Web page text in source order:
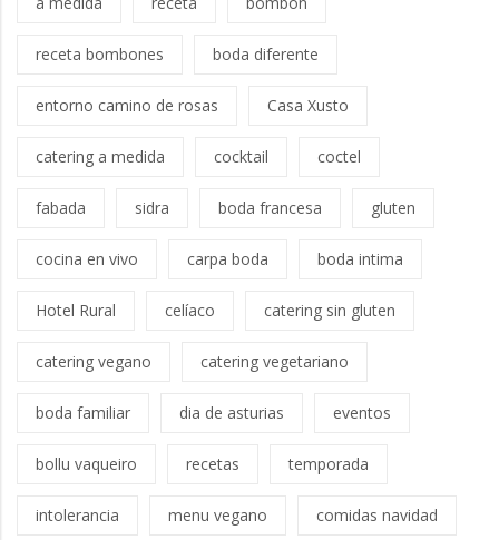
receta bombones boda diferente
entorno camino de rosas Casa Xusto
catering a medida cocktail coctel
fabada sidra boda francesa gluten
cocina en vivo carpa boda boda intima
Hotel Rural celíaco catering sin gluten
catering vegano catering vegetariano
boda familiar dia de asturias eventos
bollu vaqueiro recetas temporada
intolerancia menu vegano comidas navidad